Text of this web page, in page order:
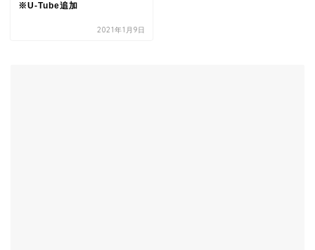
※U-Tube追加
2021年1月9日